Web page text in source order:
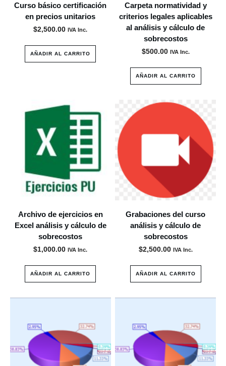
Curso básico certificación
en precios unitarios
$2,500.00 IVA Inc.
AÑADIR AL CARRITO
Carpeta normatividad y
criterios legales aplicables
al análisis y cálculo de
sobrecostos
$500.00 IVA Inc.
AÑADIR AL CARRITO
Archivo de ejercicios en
Excel análisis y cálculo de
sobrecostos
$1,000.00 IVA Inc.
AÑADIR AL CARRITO
Grabaciones del curso
análisis y cálculo de
sobrecostos
$2,500.00 IVA Inc.
AÑADIR AL CARRITO